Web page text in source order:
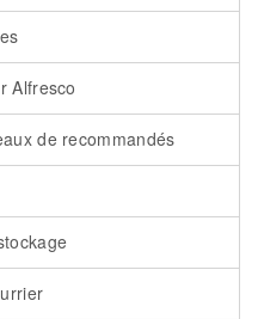
Alfresco
de recommandés